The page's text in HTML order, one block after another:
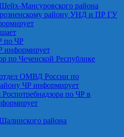
Мансуровского района
району УНД и ПР ГУ
по ЧР
информирует
по Чеченской Республике
ОМВД России по
ЧР информирует
по ЧР в
района